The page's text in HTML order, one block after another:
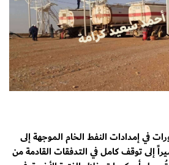
إمدادات النفط الخام الموجهة إلى
إلى توقف كامل في التدفقات القادمة من